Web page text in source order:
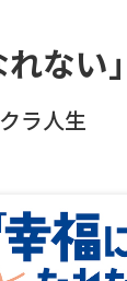
れない
ラ人生